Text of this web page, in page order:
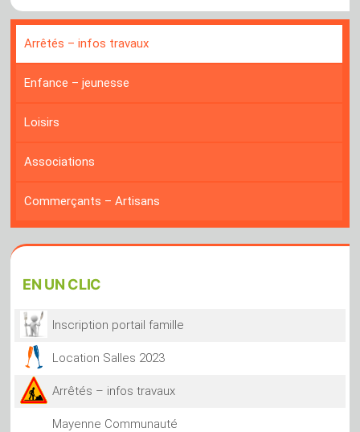
Arrêtés – infos travaux
Enfance – jeunesse
Loisirs
Associations
Commerçants – Artisans
EN UN CLIC
Inscription portail famille
Location Salles 2023
Arrêtés – infos travaux
Mayenne Communauté